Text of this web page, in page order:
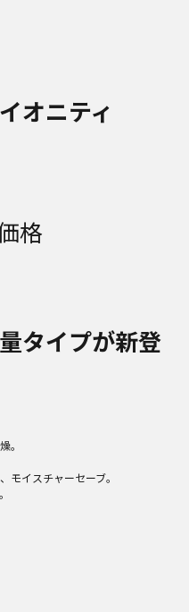
オニティ
格
タイプが新登
。
モイスチャーセーブ。